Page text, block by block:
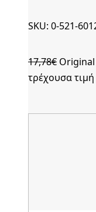
SKU: 0-521-
17,78€ Original
τρέχουσα τιμή